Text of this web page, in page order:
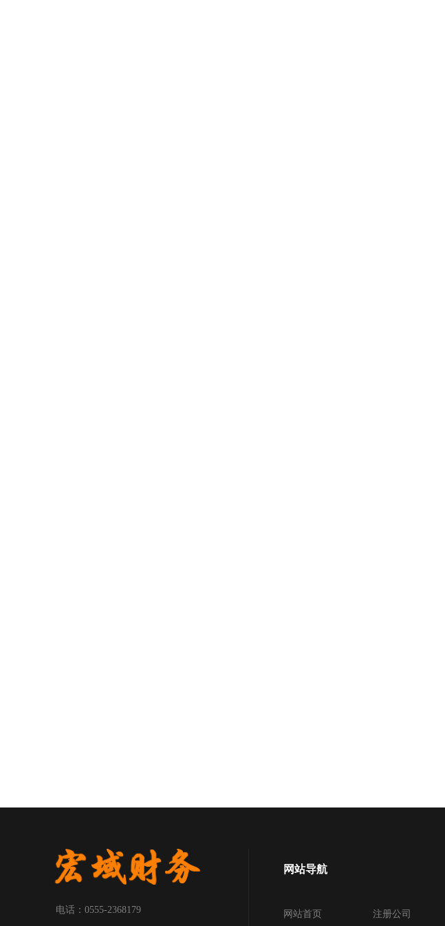
电话：0555-2368179
网站导航
网站首页 注册公司